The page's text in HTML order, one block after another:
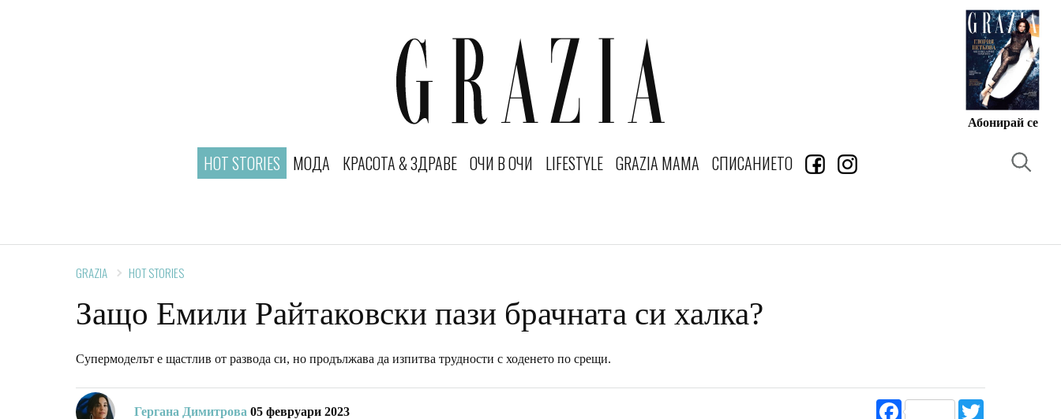
Абонирай се
HOT STORIES МОДА КРАСОТА & ЗДРАВЕ ОЧИ В ОЧИ LIFESTYLE GRAZIA MAMA СПИСАНИЕТО
GRAZIA HOT STORIES
Защо Емили Райтаковски пази брачната си халка?
Супермоделът е щастлив от развода си, но продължава да изпитва трудности с ходенето по срещи.
Гергана Димитрова 05 февруари 2023 Facebook